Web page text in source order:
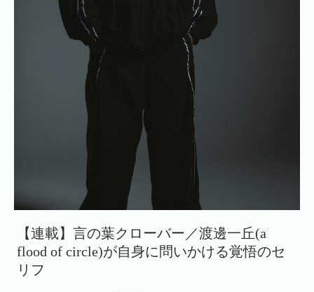
【連載】言の葉クローバー／渡邊一丘(a
flood of circle)が自身に問いかける覚悟のセ
リフ